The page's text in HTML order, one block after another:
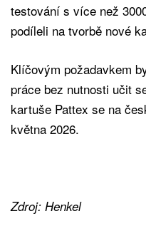
testování s více než
podíleli na tvorbě nové
Klíčovým požadavkem
práce bez nutnosti učit
kartuše Pattex se na
května 2026.
Zdroj: Henkel